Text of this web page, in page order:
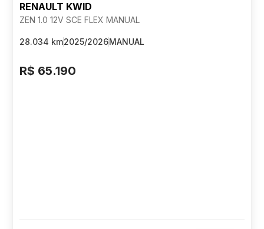
RENAULT KWID
ZEN 1.0 12V SCE FLEX MANUAL
28.034 km2025/2026MANUAL
R$ 65.190